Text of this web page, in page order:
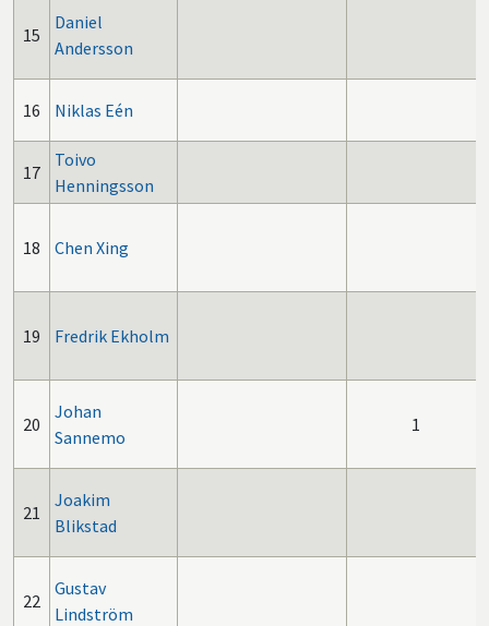
15
Daniel
Andersson
16 Niklas Eén
17
Toivo
Henningsson
18 Chen Xing
19 Fredrik Ekholm
20
Johan
Sannemo
1
21
Joakim
Blikstad
22
Gustav
Lindström